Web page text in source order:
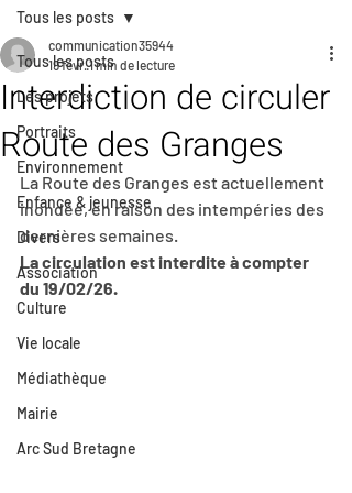
Tous les posts
Les projets
Portraits
Environnement
Enfance & jeunesse
Divers
Association
Culture
Vie locale
Médiathèque
Mairie
Arc Sud Bretagne
Tous les posts
Interdiction de circuler
Route des Granges
communication35944
19 févr.1 min de lecture
La Route des Granges est actuellement
inondée, en raison des intempéries des
dernières semaines.
La circulation est interdite à compter
du 19/02/26.